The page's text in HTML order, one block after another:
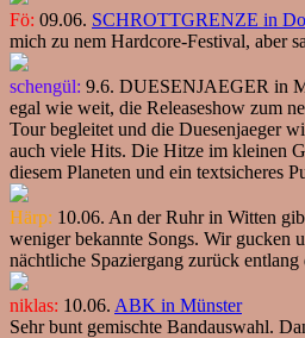
Fö: 09.06. SCHROTTGRENZE in
mich zu nem Hardcore-Festival, aber
schengül: 9.6. DUESENJAEGER in
egal wie weit, die Releaseshow zum
Tour begleitet und die Duesenjaeger
auch viele Hits. Die Hitze im kleinen
diesem Planeten und ein textsicheres
Härp: 10.06. An der Ruhr in Witten
weniger bekannte Songs. Wir gucken
nächtliche Spaziergang zurück
niklas: 10.06. ABK in Münster
Sehr bunt gemischte Bandauswahl.